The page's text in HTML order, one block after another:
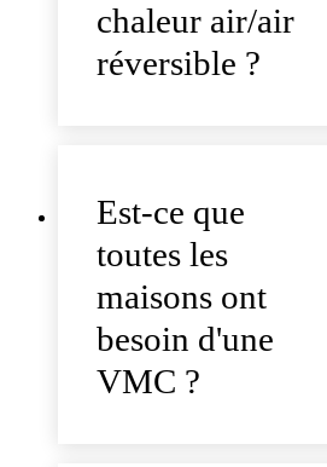
chaleur air/air
réversible ?
Est-ce que
toutes les
maisons ont
besoin d'une
VMC ?